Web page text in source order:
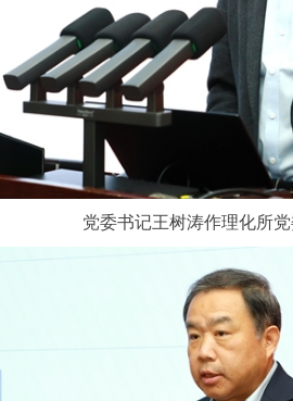
党委书记王树涛作理化所